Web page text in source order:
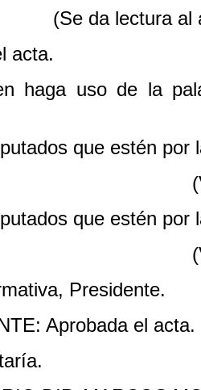
(Se da lectura al
acta.
haga uso de la
que estén
que estén
Presidente.
Aprobada el acta.